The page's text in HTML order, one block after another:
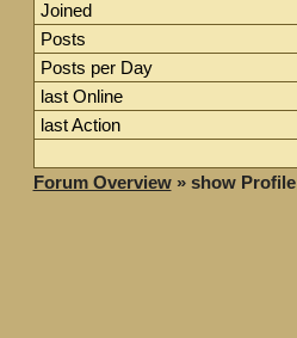
Joined
Posts
Posts per Day
last Online
last Action
Forum Overview» show Profile